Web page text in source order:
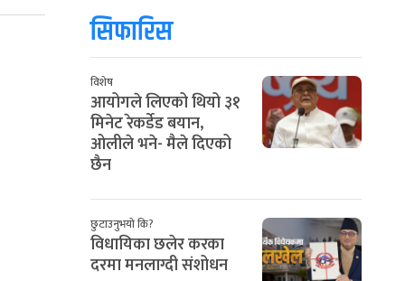
सिफारिस
विशेष
आयोगले लिएको थियो ३१
मिनेट रेकर्डेड बयान,
ओलीले भने- मैले दिएको
छैन
छुटाउनुभयो कि?
विधायिका छलेर करका
दरमा मनलाग्दी संशोधन